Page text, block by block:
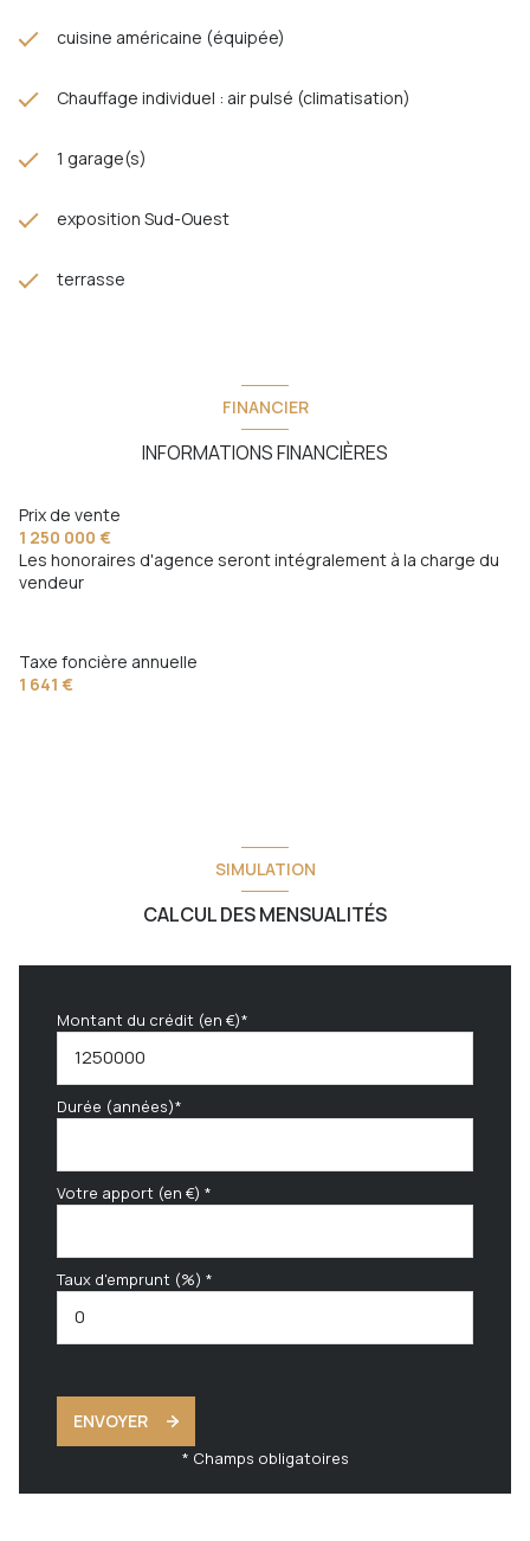
cuisine américaine (équipée)
Chauffage individuel : air pulsé (climatisation)
1 garage(s)
exposition Sud-Ouest
terrasse
FINANCIER
INFORMATIONS FINANCIÈRES
Prix de vente
1 250 000 €
Les honoraires d'agence seront intégralement à la charge du
vendeur
Taxe foncière annuelle
1 641 €
SIMULATION
CALCUL DES MENSUALITÉS
Montant du crédit (en €)*
Durée (années)*
Votre apport (en €) *
Taux d'emprunt (%) *
ENVOYER
* Champs obligatoires